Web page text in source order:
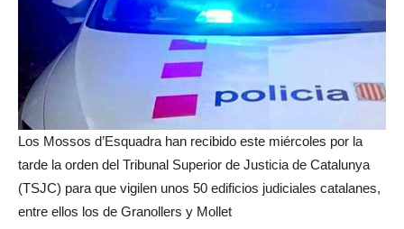
Los Mossos d’Esquadra han recibido este miércoles por la
tarde la orden del Tribunal Superior de Justicia de Catalunya
(TSJC) para que vigilen unos 50 edificios judiciales catalanes,
entre ellos los de Granollers y Mollet